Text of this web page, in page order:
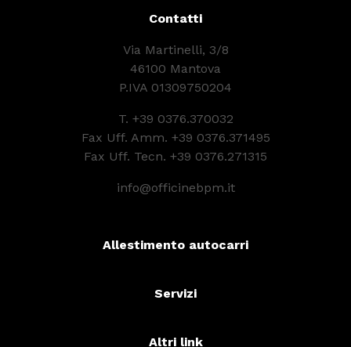
Contatti
Via Martinelli, 3/8
46100 Mantova
P.IVA 01309750204
T. +39 0376.370032
Fax Uff. Amm. +39 0376.371495
Fax Uff. Tecn. +39 0376.271315
info@officinebpm.it
Allestimento autocarri
Servizi
Altri link